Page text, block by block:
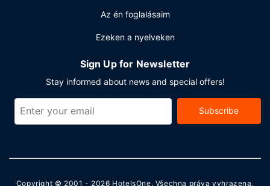
Az én foglalásaim
Ezeken a nyelveken
Sign Up for Newsletter
Stay informed about news and special offers!
Subscribe
Copyright © 2001 - 2026 HotelsOne. Všechna práva vyhrazena.